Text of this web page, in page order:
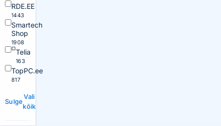
RDE.EE
1443
Smartech
Shop
1908
Telia
163
TopPC.ee
817
Sulge
Vali
kõik